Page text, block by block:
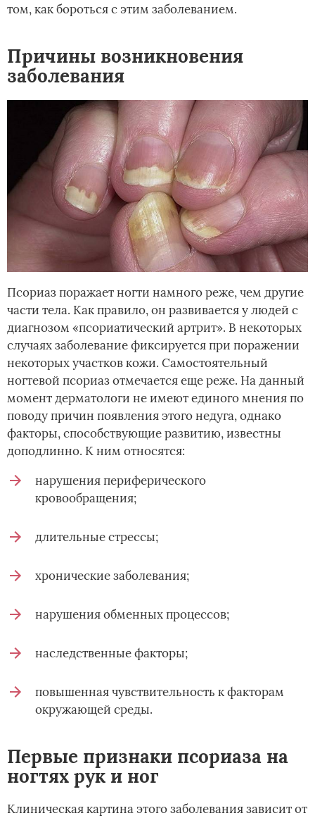
том, как бороться с этим заболеванием.
Причины возникновения
заболевания
Псориаз поражает ногти намного реже, чем другие
части тела. Как правило, он развивается у людей с
диагнозом «псориатический артрит». В некоторых
случаях заболевание фиксируется при поражении
некоторых участков кожи. Самостоятельный
ногтевой псориаз отмечается еще реже. На данный
момент дерматологи не имеют единого мнения по
поводу причин появления этого недуга, однако
факторы, способствующие развитию, известны
доподлинно. К ним относятся:
нарушения периферического
кровообращения;
длительные стрессы;
хронические заболевания;
нарушения обменных процессов;
наследственные факторы;
повышенная чувствительность к факторам
окружающей среды.
Первые признаки псориаза на
ногтях рук и ног
Клиническая картина этого заболевания зависит от